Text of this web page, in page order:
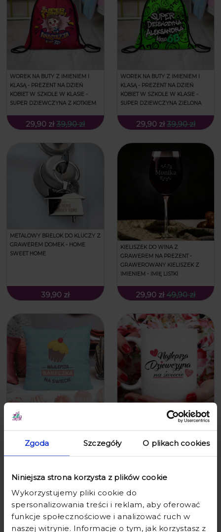
Zgoda Szczegóły O plikach cookies
Niniejsza strona korzysta z plików cookie
Wykorzystujemy pliki cookie do
spersonalizowania treści i reklam, aby oferować
funkcje społecznościowe i analizować ruch w
naszej witrynie. Informacje o tym, jak korzystasz z
WOREK NA BUTY Z IMIENIEM I
KLASĄ - PREZENT NA DZIEŃ
KOBIET W SZKOLE W KLASIE -
SUPER DZIEWCZYNA Z KOTKIEM
29,90 zł 39,90 zł
WOREK NA BUTY Z IMIENIEM I
KLASĄ - PREZENT NA DZIEŃ
KOBIET W SZKOLE W KLASIE -
SUPER DZIEWCZYNA ZIELONA
29,90 zł 39,90 zł
METALOWY BRELOK DO KLUCZY Z
GRAWEREM DOMEK - HOME
SWEET HOME
39,90 zł
KIELISZEK DO WINA Z
GRAWEREM NA PREZENT -
GRAWEROWANY KIELISZEK Z
IMIENIEM - IMIĘ LISTKI
29,90 zł 49,90 zł
PODUSZKA DLA DZIEWCZYNY Z
NAJLEPSZA BABECZKA NA